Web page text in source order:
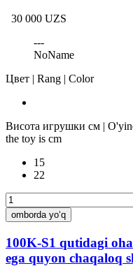
30 000 UZS
---
NoName
Цвет | Rang | Color
Висота игрушки см |
the toy is cm
15
22
omborda yo‘q
100K-S1 qutidagi
ega quyon chaqaloq